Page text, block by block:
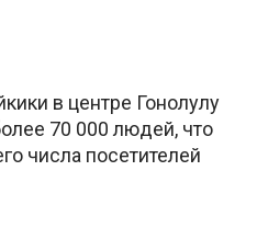
в центре Гонолулу
70 000 людей, что
числа посетителей